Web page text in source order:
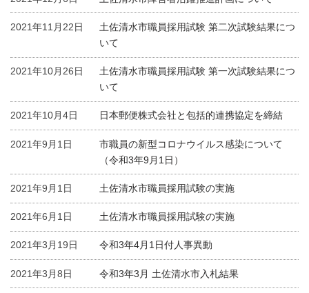
2021年11月22日
土佐清水市職員採用試験 第二次試験結果につ
いて
2021年10月26日
土佐清水市職員採用試験 第一次試験結果につ
いて
2021年10月4日 日本郵便株式会社と包括的連携協定を締結
2021年9月1日
市職員の新型コロナウイルス感染について
（令和3年9月1日）
2021年9月1日 土佐清水市職員採用試験の実施
2021年6月1日 土佐清水市職員採用試験の実施
2021年3月19日 令和3年4月1日付人事異動
2021年3月8日 令和3年3月 土佐清水市入札結果